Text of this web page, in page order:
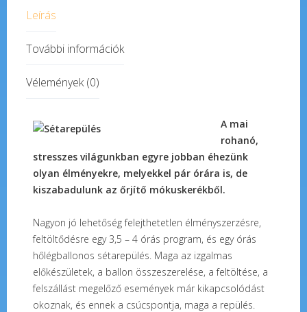
Leírás
További információk
Vélemények (0)
A mai
rohanó,
stresszes világunkban egyre jobban éhezünk
olyan élményekre, melyekkel pár órára is, de
kiszabadulunk az őrjítő mókuskerékből.
Nagyon jó lehetőség felejthetetlen élményszerzésre,
feltöltődésre egy 3,5 – 4 órás program, és egy órás
hőlégballonos sétarepülés. Maga az izgalmas
előkészületek, a ballon összeszerelése, a feltöltése, a
felszállást megelőző események már kikapcsolódást
okoznak, és ennek a csúcspontja, maga a repülés.